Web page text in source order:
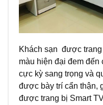
Khách sạn được
màu hiện đại đem đến
cực kỳ sang trọng và
được bày trí cẩn thận,
được trang bị Smart